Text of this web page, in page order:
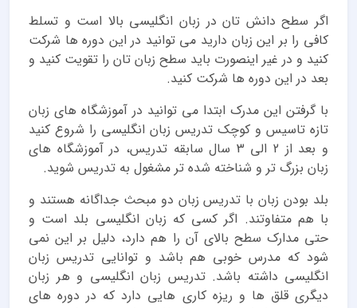
اگر سطح دانش تان در زبان انگلیسی بالا است و تسلط
کافی را بر این زبان دارید می توانید در این دوره ها شرکت
کنید و در غیر اینصورت باید سطح زبان تان را تقویت کنید و
بعد در این دوره ها شرکت کنید.
با گرفتن این مدرک ابتدا می توانید در آموزشگاه های زبان
تازه تاسیس و کوچک تدریس زبان انگلیسی را شروع کنید
و بعد از 2 الی 3 سال سابقه تدریس، در آموزشگاه های
زبان بزرگ تر و شناخته شده تر مشغول به تدریس شوید.
بلد بودن زبان با تدریس زبان دو مبحث جداگانه هستند و
با هم متفاوتند. اگر کسی که زبان انگلیسی بلد است و
حتی مدارک سطح بالای آن را هم دارد، دلیل بر این نمی
شود که مدرس خوبی هم باشد و توانایی تدریس زبان
انگلیسی داشته باشد. تدریس زبان انگلیسی و هر زبان
دیگری قلق ها و ریزه کاری هایی دارد که در دوره های